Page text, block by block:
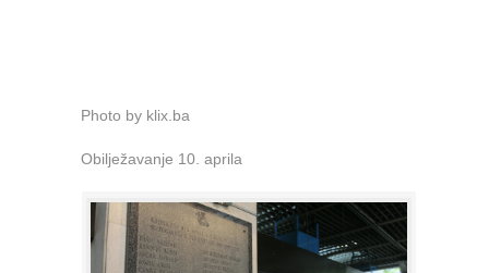
Photo by klix.ba
Obilježavanje 10. aprila